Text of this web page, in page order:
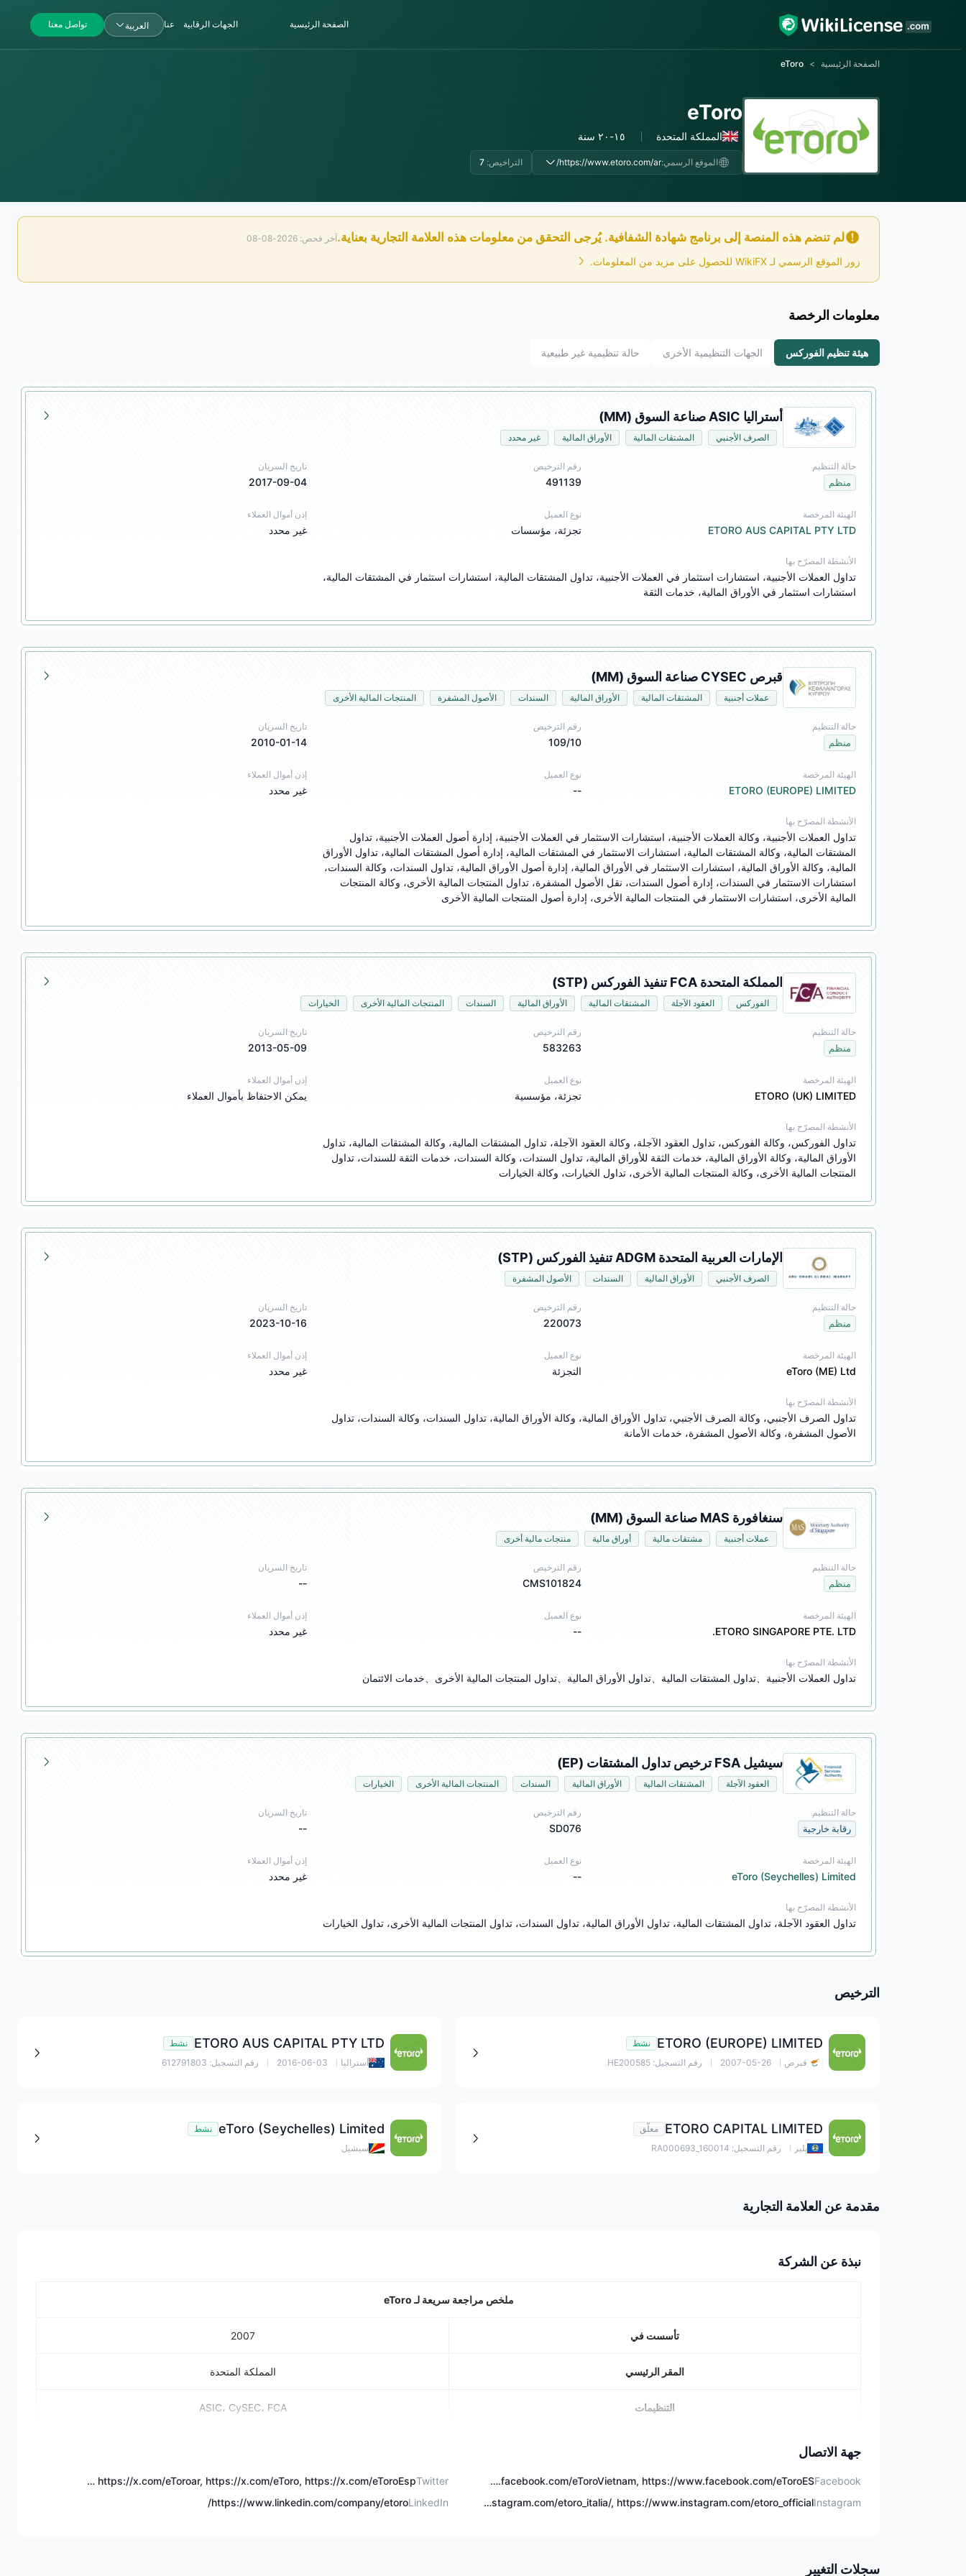
الصفحة الرئيسية الجهات الرقابية عنا العربية تواصل معنا
الصفحة الرئيسية >
eToro
eToro
المملكة المتحدة ١٥-٢٠ سنة
الموقع الرسمي:https://www.etoro.com/ar/ التراخيص: 7
لم تنضم هذه المنصة إلى برنامج شهادة الشفافية. يُرجى التحقق من معلومات هذه العلامة التجارية بعناية.آخر فحص: 2026-08-08
زور الموقع الرسمي لـ WikiFX للحصول على مزيد من المعلومات.
معلومات الرخصة
هيئة تنظيم الفوركس الجهات التنظيمية الأخرى حالة تنظيمية غير طبيعية
أستراليا ASIC صناعة السوق (MM)
الصرف الأجنبي المشتقات المالية الأوراق المالية غير محدد
حالة التنظيم
منظم
رقم الترخيص
491139
تاريخ السريان
2017-09-04
الهيئة المرخصة
ETORO AUS CAPITAL PTY LTD
نوع العميل
تجزئة، مؤسسات
إذن أموال العملاء
غير محدد
الأنشطة المصرّح بها
استشارات استثمار في الأوراق المالية، خدمات الثقة
قبرص CYSEC صناعة السوق (MM)
عملات أجنبية المشتقات المالية الأوراق المالية السندات الأصول المشفرة المنتجات المالية الأخرى
حالة التنظيم
منظم
رقم الترخيص
109/10
تاريخ السريان
2010-01-14
الهيئة المرخصة
ETORO (EUROPE) LIMITED
نوع العميل
--
إذن أموال العملاء
غير محدد
الأنشطة المصرّح بها
المالية الأخرى، استشارات الاستثمار في المنتجات المالية الأخرى، إدارة أصول المنتجات المالية الأخرى
المملكة المتحدة FCA تنفيذ الفوركس (STP)
الفوركس العقود الآجلة المشتقات المالية الأوراق المالية السندات المنتجات المالية الأخرى الخيارات
حالة التنظيم
منظم
رقم الترخيص
583263
تاريخ السريان
2013-05-09
الهيئة المرخصة
ETORO (UK) LIMITED
نوع العميل
تجزئة، مؤسسية
إذن أموال العملاء
يمكن الاحتفاظ بأموال العملاء
الأنشطة المصرّح بها
المنتجات المالية الأخرى، وكالة المنتجات المالية الأخرى، تداول الخيارات، وكالة الخيارات
الإمارات العربية المتحدة ADGM تنفيذ الفوركس (STP)
الصرف الأجنبي الأوراق المالية السندات الأصول المشفرة
حالة التنظيم
منظم
رقم الترخيص
220073
تاريخ السريان
2023-10-16
الهيئة المرخصة
eToro (ME) Ltd
نوع العميل
التجزئة
إذن أموال العملاء
غير محدد
الأنشطة المصرّح بها
الأصول المشفرة، وكالة الأصول المشفرة، خدمات الأمانة
سنغافورة MAS صناعة السوق (MM)
عملات أجنبية مشتقات مالية أوراق مالية منتجات مالية أخرى
حالة التنظيم
منظم
رقم الترخيص
CMS101824
تاريخ السريان
--
الهيئة المرخصة
ETORO SINGAPORE PTE. LTD.
نوع العميل
--
إذن أموال العملاء
غير محدد
الأنشطة المصرّح بها
تداول العملات الأجنبية、تداول المشتقات المالية、تداول الأوراق المالية、تداول المنتجات المالية الأخرى、خدمات الائتمان
سيشيل FSA ترخيص تداول المشتقات (EP)
العقود الآجلة المشتقات المالية الأوراق المالية السندات المنتجات المالية الأخرى الخيارات
حالة التنظيم
رقابة خارجية
رقم الترخيص
SD076
تاريخ السريان
--
الهيئة المرخصة
eToro (Seychelles) Limited
نوع العميل
--
إذن أموال العملاء
غير محدد
الأنشطة المصرّح بها
تداول العقود الآجلة، تداول المشتقات المالية، تداول الأوراق المالية، تداول السندات، تداول المنتجات المالية الأخرى، تداول الخيارات
الترخيص
ETORO (EUROPE) LIMITED
نشط
قبرص
2007-05-26 رقم التسجيل: HE200585
ETORO AUS CAPITAL PTY LTD
نشط
أستراليا
2016-06-03 رقم التسجيل: 612791803
ETORO CAPITAL LIMITED
معلّق
بليز
رقم التسجيل: RA000693_160014
eToro (Seychelles) Limited نشط
سيشيل
مقدمة عن العلامة التجارية
نبذة عن الشركة
ملخص مراجعة سريعة لـ eToro
تأسست في 2007
المقر الرئيسي المملكة المتحدة
التنظيمات ASIC، CySEC، FCA
جهة الاتصال
Facebook
https://www.facebook.com/eToro, https://www.facebook.com/eToroIT, https://www.facebook.com/eToroDEofficial, https://www.facebook.com/eToroFR, https://www.facebook.com/eToroAE, https://www.facebook.com/eToroVietnam, https://www.facebook.com/eToroES
Twitter
https://twitter.com/etoro, https://x.com/eToroDE, https://x.com/eTorofr, https://x.com/eToroar, https://x.com/eToro, https://x.com/eToroEsp
Instagram
https://www.instagram.com/etoro_italia/, https://www.instagram.com/etoro_official/
LinkedIn
https://www.linkedin.com/company/etoro/
سجلات التغيير